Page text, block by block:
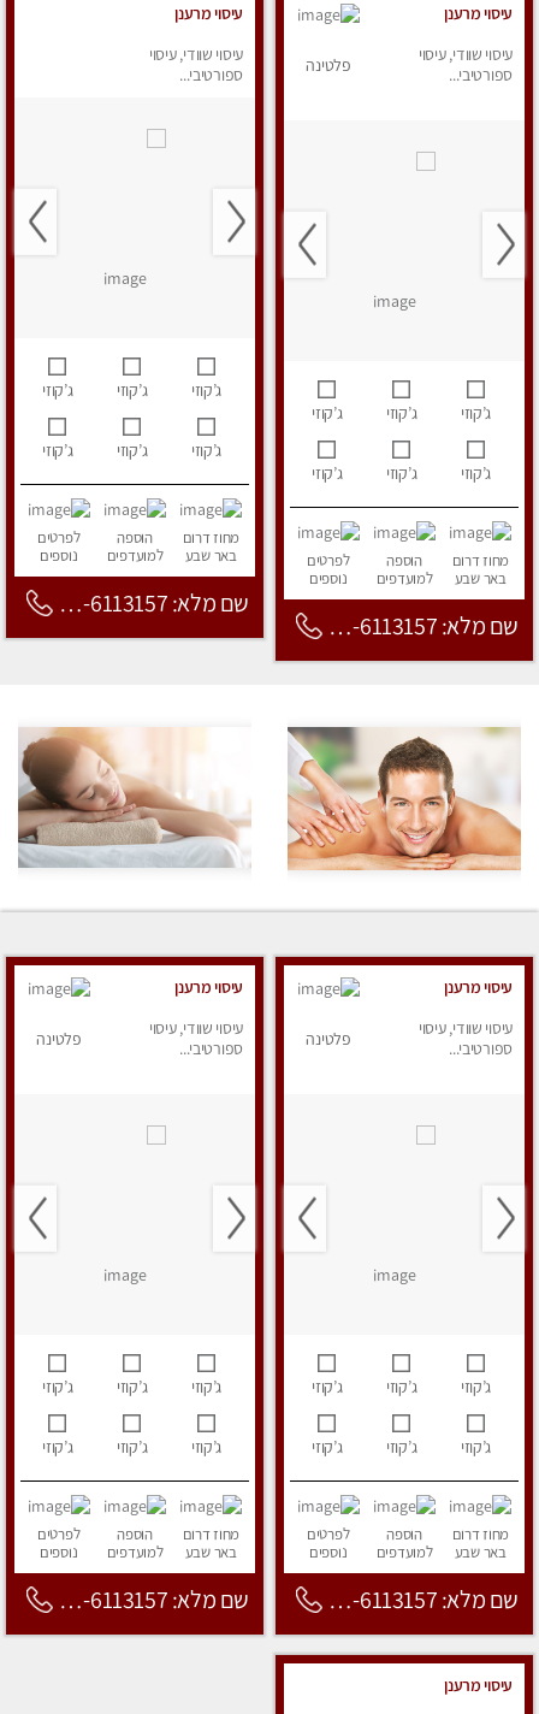
עיסוי מרענן
עיסוי שוודי, עיסוי
ספורטיבי...
פלטינה
ג’קוזי ג’קוזי ג’קוזי
ג’קוזי ג’קוזי ג’קוזי
מחוז דרום
באר שבע
הוספה
למועדפים
לפרטים
נוספים
שם מלא: 053-6113157
עיסוי מרענן
עיסוי שוודי, עיסוי
ספורטיבי...
ג’קוזי ג’קוזי ג’קוזי
ג’קוזי ג’קוזי ג’קוזי
מחוז דרום
באר שבע
הוספה
למועדפים
לפרטים
נוספים
שם מלא: 053-6113157
עיסוי מרענן
עיסוי שוודי, עיסוי
ספורטיבי...
פלטינה
ג’קוזי ג’קוזי ג’קוזי
ג’קוזי ג’קוזי ג’קוזי
מחוז דרום
באר שבע
הוספה
למועדפים
לפרטים
נוספים
שם מלא: 053-6113157
עיסוי מרענן
עיסוי שוודי, עיסוי
ספורטיבי...
פלטינה
ג’קוזי ג’קוזי ג’קוזי
ג’קוזי ג’קוזי ג’קוזי
מחוז דרום
באר שבע
הוספה
למועדפים
לפרטים
נוספים
שם מלא: 053-6113157
עיסוי מרענן